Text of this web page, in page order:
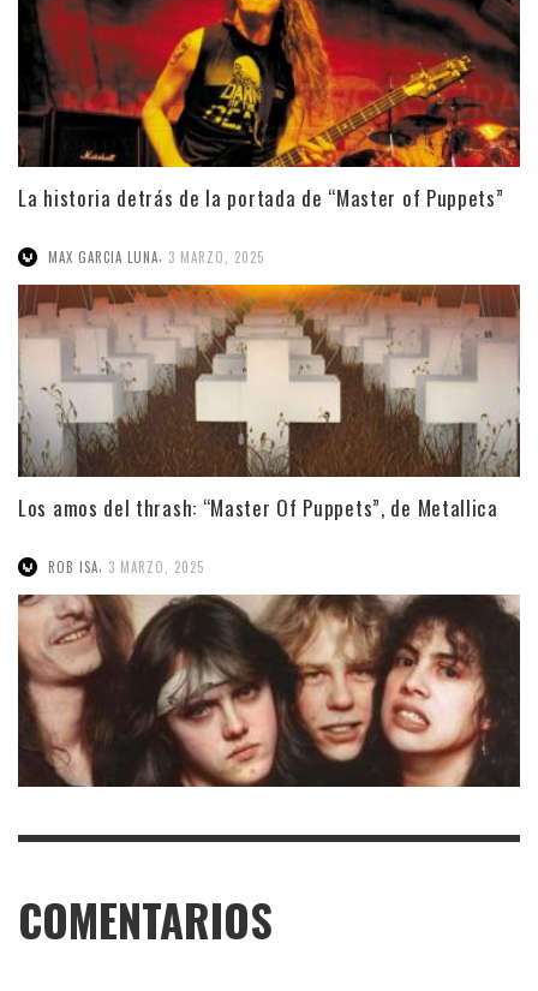
La historia detrás de la portada de “Master of Puppets”
MAX GARCIA LUNA 3 MARZO, 2025
Los amos del thrash: “Master Of Puppets”, de Metallica
ROB ISA 3 MARZO, 2025
COMENTARIOS